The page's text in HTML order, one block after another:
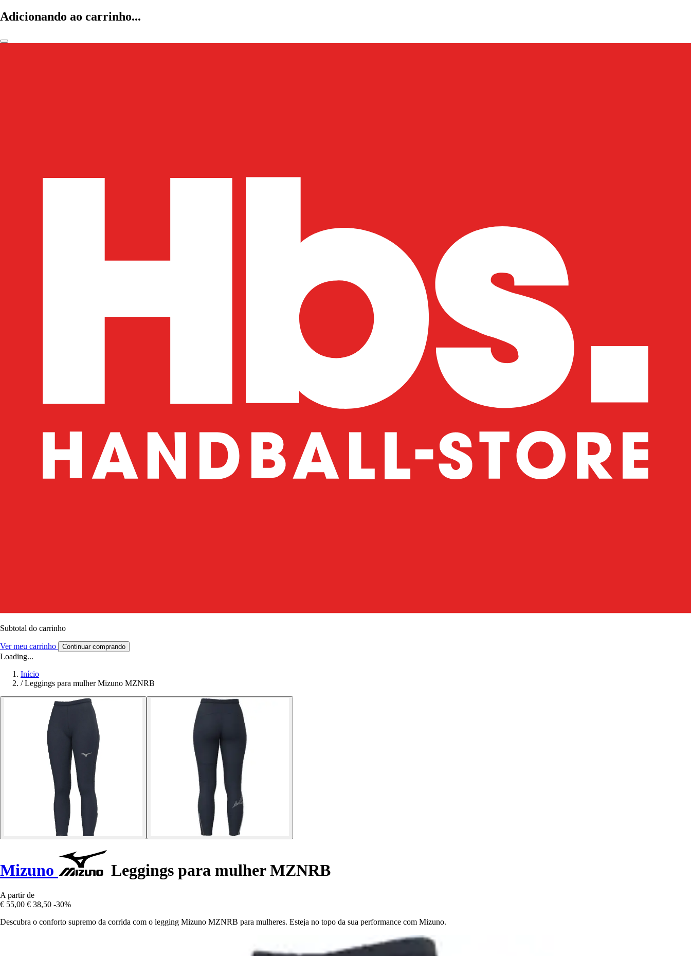
Adicionando ao carrinho...
Subtotal do carrinho
Ver meu carrinho Continuar comprando
Loading...
Início
/ Leggings para mulher Mizuno MZNRB
Mizuno Leggings para mulher MZNRB
A partir de
€ 55,00 € 38,50 -30%
Descubra o conforto supremo da corrida com o legging Mizuno MZNRB para mulheres. Esteja no topo da sua performance com Mizuno.